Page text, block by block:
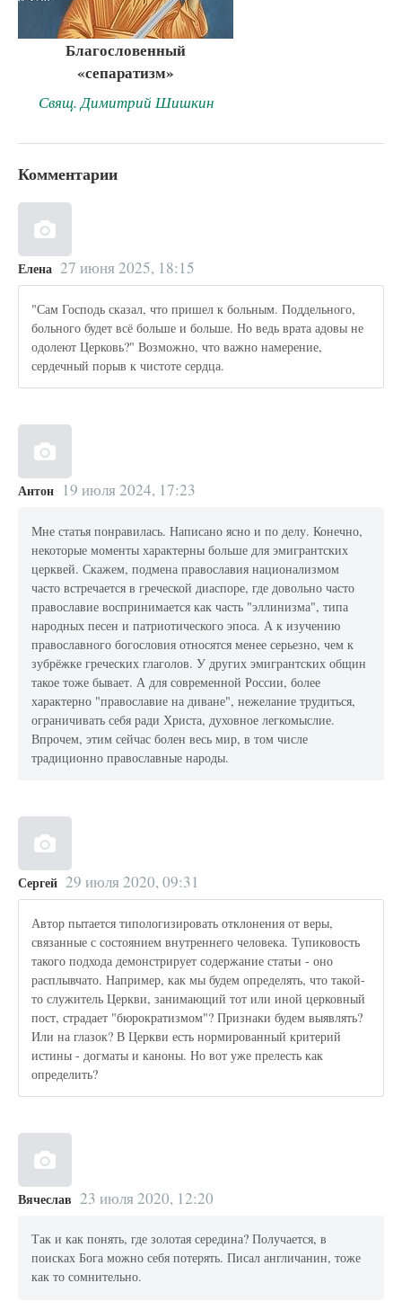
Благословенный
«сепаратизм»
Свящ. Димитрий Шишкин
Комментарии
Елена 27 июня 2025, 18:15
"Сам Господь сказал, что пришел к больным. Поддельного,
больного будет всё больше и больше. Но ведь врата адовы не
одолеют Церковь?" Возможно, что важно намерение,
сердечный порыв к чистоте сердца.
Антон 19 июля 2024, 17:23
Мне статья понравилась. Написано ясно и по делу. Конечно,
некоторые моменты характерны больше для эмигрантских
церквей. Скажем, подмена православия национализмом
часто встречается в греческой диаспоре, где довольно часто
православие воспринимается как часть "эллинизма", типа
народных песен и патриотического эпоса. А к изучению
православного богословия относятся менее серьезно, чем к
зубрёжке греческих глаголов. У других эмигрантских общин
такое тоже бывает. А для современной России, более
характерно "православие на диване", нежелание трудиться,
ограничивать себя ради Христа, духовное легкомыслие.
Впрочем, этим сейчас болен весь мир, в том числе
традиционно православные народы.
Сергей 29 июля 2020, 09:31
Автор пытается типологизировать отклонения от веры,
связанные с состоянием внутреннего человека. Тупиковость
такого подхода демонстрирует содержание статьи - оно
расплывчато. Например, как мы будем определять, что такой-
то служитель Церкви, занимающий тот или иной церковный
пост, страдает "бюрократизмом"? Признаки будем выявлять?
Или на глазок? В Церкви есть нормированный критерий
истины - догматы и каноны. Но вот уже прелесть как
определить?
Вячеслав 23 июля 2020, 12:20
Так и как понять, где золотая середина? Получается, в
поисках Бога можно себя потерять. Писал англичанин, тоже
как то сомнительно.